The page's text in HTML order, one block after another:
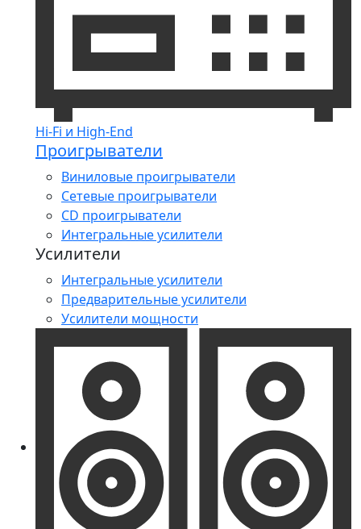
Hi-Fi и High-End
Проигрыватели
Виниловые проигрыватели
Сетевые проигрыватели
CD проигрыватели
Интегральные усилители
Усилители
Интегральные усилители
Предварительные усилители
Усилители мощности